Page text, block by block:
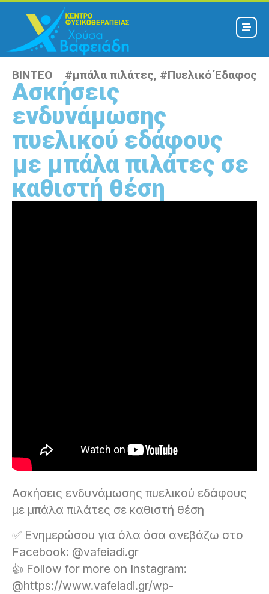
ΒΙΝΤΕΟ #μπάλα πιλάτες, #Πυελικό Έδαφος
Ασκήσεις
ενδυνάμωσης
πυελικού εδάφους
με μπάλα πιλάτες σε
καθιστή θέση
Ασκήσεις ενδυνάμωσης πυελικού εδάφους
με μπάλα πιλάτες σε καθιστή θέση
✅ Ενημερώσου για όλα όσα ανεβάζω στο
Facebook: @vafeiadi.gr
👍 Follow for more on Instagram:
@https://www.vafeiadi.gr/wp-